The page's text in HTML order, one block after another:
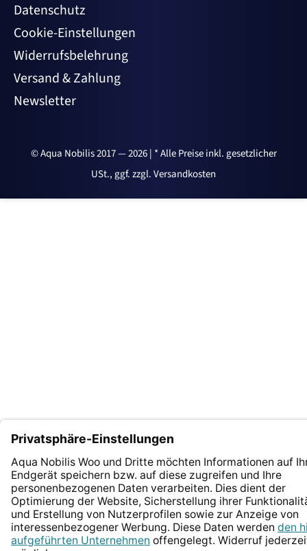
Datenschutz
Cookie-Einstellungen
Widerrufsbelehrung
Versand & Zahlung
Newsletter
© Aqua Nobilis 2017 — 2026 | * Alle Preise inkl. gesetzlicher
USt., ggf. zzgl. Versandkosten